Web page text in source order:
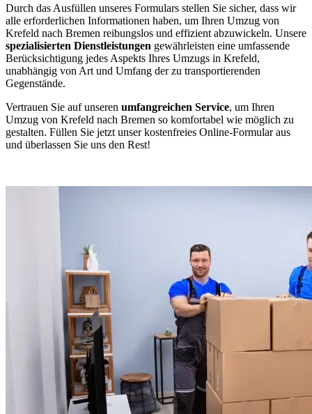
Durch das Ausfüllen unseres Formulars stellen Sie sicher, dass wir
alle erforderlichen Informationen haben, um Ihren Umzug von
Krefeld nach Bremen reibungslos und effizient abzuwickeln. Unsere
spezialisierten Dienstleistungen gewährleisten eine umfassende
Berücksichtigung jedes Aspekts Ihres Umzugs in Krefeld,
unabhängig von Art und Umfang der zu transportierenden
Gegenstände.
Vertrauen Sie auf unseren umfangreichen Service, um Ihren
Umzug von Krefeld nach Bremen so komfortabel wie möglich zu
gestalten. Füllen Sie jetzt unser kostenfreies Online-Formular aus
und überlassen Sie uns den Rest!